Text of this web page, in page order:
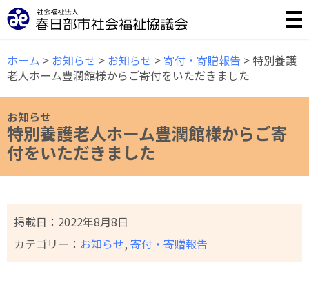
誰もが安心して暮らせる福祉のまちづくりのために様々な
ホーム > お知らせ > お知らせ >寄付・寄贈報告 > 特別養護
老人ホーム豊潤館様からご寄付をいただきました
お知らせ
特別養護老人ホーム豊潤館様からご寄
付をいただきました
掲載日： 2022年8月8日
カテゴリー： お知らせ, 寄付・寄贈報告